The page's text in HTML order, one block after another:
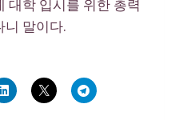
대학 입시를 위한 총력
니 말이다.